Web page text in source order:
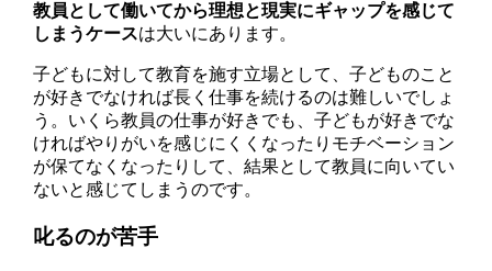
教員として働いてから理想と現実にギャップを感じて
しまうケースは大いにあります。
子どもに対して教育を施す立場として、子どものこと
が好きでなければ長く仕事を続けるのは難しいでしょ
う。いくら教員の仕事が好きでも、子どもが好きでな
ければやりがいを感じにくくなったりモチベーション
が保てなくなったりして、結果として教員に向いてい
ないと感じてしまうのです。
叱るのが苦手